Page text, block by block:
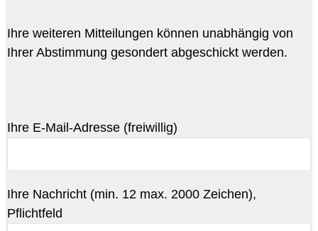
Ihre weiteren Mitteilungen können unabhängig von
Ihrer Abstimmung gesondert abgeschickt werden.
Ihre E-Mail-Adresse (freiwillig)
Ihre Nachricht (min. 12 max. 2000 Zeichen),
Pflichtfeld